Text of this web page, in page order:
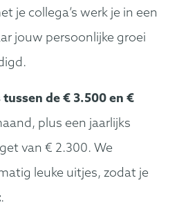
je collega’s werk je in een
jouw persoonlijke groei
tussen de € 3.500 en €
plus een jaarlijks
van € 2.300. We
leuke uitjes, zodat je
.